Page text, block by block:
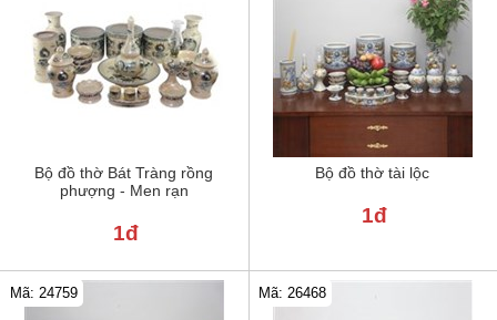
Bộ đồ thờ Bát Tràng rồng
phượng - Men rạn
1đ
Bộ đồ thờ tài lộc
1đ
Mã: 24759 Mã: 26468